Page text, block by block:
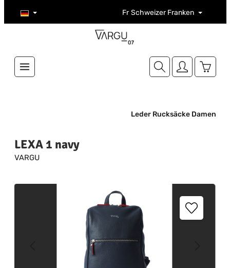
Zum Hauptinhalt springen Fr Schweizer Franken
Leder Rucksäcke Damen
LEXA 1 navy
VARGU
Bildergalerie überspringen